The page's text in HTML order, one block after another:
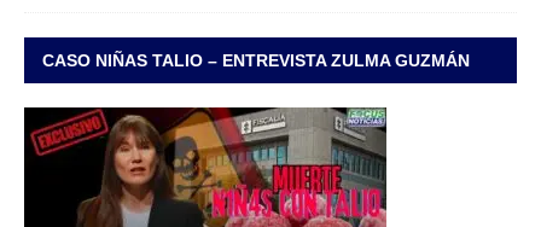
CASO NIÑAS TALIO – ENTREVISTA ZULMA GUZMÁN